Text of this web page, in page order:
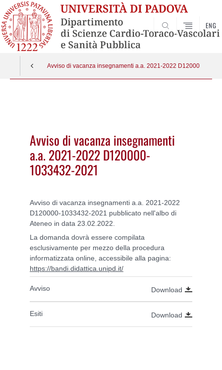
SEARCH
ENG
Avviso di vacanza insegnamenti a.a. 2021-2022 D120000-
Avviso di vacanza insegnamenti
a.a. 2021-2022 D120000-
1033432-2021
Avviso di vacanza insegnamenti a.a. 2021-2022
D120000-1033432-2021 pubblicato nell'albo di
Ateneo in data 23.02.2022.
La domanda dovrà essere compilata
esclusivamente per mezzo della procedura
informatizzata online, accessibile alla pagina:
https://bandi.didattica.unipd.it/
Avviso Download
Esiti Download